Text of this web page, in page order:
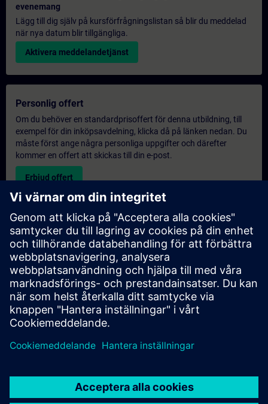
evenemang
Lägg till dig själv på kursförfrågningslistan så blir du meddelad
när nya datum blir tillgängliga.
Aktivera meddelandetjänst
Personlig offert
Om du behöver en standardprisoffert för denna utbildning, till
exempel för din inköpsavdelning, klicka då på länken nedan. Du
måste först ange några personliga uppgifter och därefter
kommer en offert att skickas till din e-post.
Erbjud offert
Exklusiv utbildningsförfrågan
Vänligen fyll i förfrågningsformuläret nedan om du behöver en
offert för en exklusiv utbildningskurs antingen på plats, virtuellt
eller vid vårt SITRAIN utbildningscenter. Denna typ av förfrågan
passar för större grupper (6 och uppåt). Efter att du har angett
dina kontaktuppgifter och dina utbildningskrav, kommer du att
få en offert från oss.
Begär exklusiv offert